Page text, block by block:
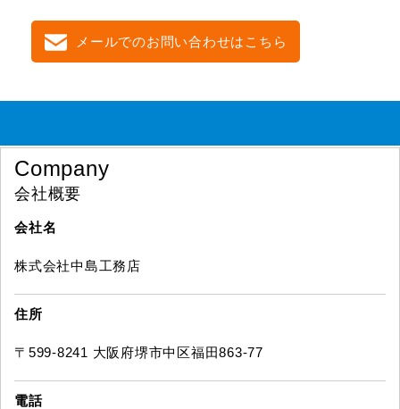
メールでのお問い合わせはこちら
Company
会社概要
会社名
株式会社中島工務店
住所
〒599-8241 大阪府堺市中区福田863-77
電話